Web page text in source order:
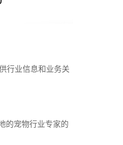
行业信息和业务关
的宠物行业专家的